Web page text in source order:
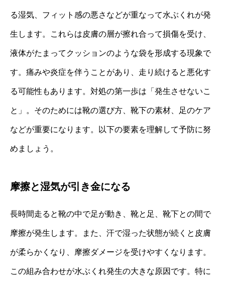
る湿気、フィット感の悪さなどが重なって水ぶくれが発
生します。これらは皮膚の層が擦れ合って損傷を受け、
液体がたまってクッションのような袋を形成する現象で
す。痛みや炎症を伴うことがあり、走り続けると悪化す
る可能性もあります。対処の第一歩は「発生させないこ
と」。そのためには靴の選び方、靴下の素材、足のケア
などが重要になります。以下の要素を理解して予防に努
めましょう。
摩擦と湿気が引き金になる
長時間走ると靴の中で足が動き、靴と足、靴下との間で
摩擦が発生します。また、汗で湿った状態が続くと皮膚
が柔らかくなり、摩擦ダメージを受けやすくなります。
この組み合わせが水ぶくれ発生の大きな原因です。特に